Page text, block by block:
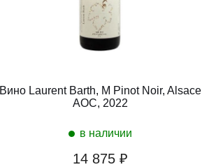
14 875 ₽
Вино Laurent Barth, M Pinot Noir, Alsace
AOC, 2022
в наличии